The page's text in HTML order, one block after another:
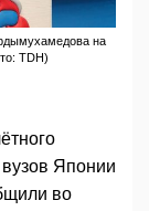
на
TDH)
Японии
во